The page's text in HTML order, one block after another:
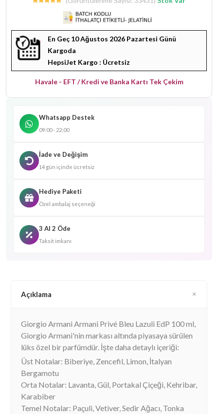
En Geç 10 Ağustos 2026 Pazartesi Günü
Kargoda
HepsiJet Kargo : Ücretsiz
Havale - EFT / Kredi ve Banka Kartı Tek Çekim
Whatsapp Destek
09:00 - 22:00
İade ve Değişim
14 gün içinde ücretsiz
Hediye Paketi
Özel ambalaj seçeneği
3 Al 2 Öde
Taksit imkanı
Açıklama
Giorgio Armani Armani Privé Bleu Lazuli EdP 100 ml,
Giorgio Armani'nin markası altında piyasaya sürülen
lüks özel bir parfümdür. İşte daha detaylı içeriği:
Üst Notalar: Biberiye, Zencefil, Limon, İtalyan
Bergamotu
Orta Notalar: Lavanta, Gül, Portakal Çiçeği, Kehribar,
Karabiber
Temel Notalar: Paçuli, Vetiver, Sedir Ağacı, Tonka